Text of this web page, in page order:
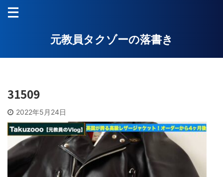
元教員タクゾーの落書き
31509
2022年5月24日